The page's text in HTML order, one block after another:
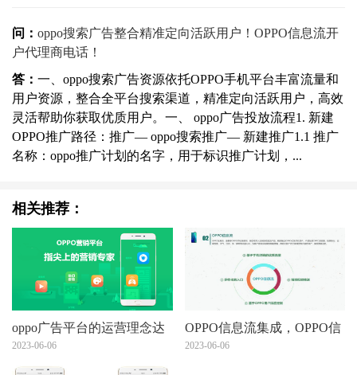
问： oppo搜索广告整合精准定向活跃用户！OPPO信息流开
户代理商电话！
答： 一、oppo搜索广告资源依托OPPO手机平台丰富流量和
用户资源，整合全平台搜索渠道，精准定向活跃用户，高效
灵活帮助你获取优质用户。一、 oppo广告投放流程1. 新建
OPPO推广路径：推广— oppo搜索推广— 新建推广1.1 推广
名称：oppo推广计划的名字，用于标识推广计划，...
相关推荐：
oppo广告平台的运营理念达
成营销目的，OPPO广告全
行业开户！
2023-06-06
OPPO信息流集成，OPPO信
息流开户客服电话：
2023-06-06